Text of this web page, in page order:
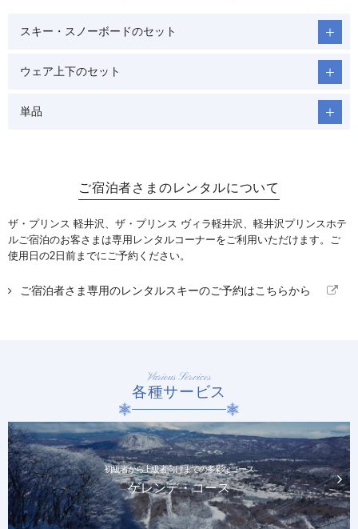
スキー・スノーボードのセット
ウェア上下のセット
単品
ご宿泊者さまのレンタルについて
ザ・プリンス 軽井沢、ザ・プリンス ヴィラ軽井沢、軽井沢プリンスホテ
ルご宿泊のお客さまは専用レンタルコーナーをご利用いただけます。ご
使用日の2日前までにご予約ください。
ご宿泊者さま専用のレンタルスキーのご予約はこちらから
サービスー覧
更衣室・コインロッカー
宅配便・荷物預り
Various Services
各種サービス
初級者から上級者向けまでの多彩なコース
ゲレンデ・コース